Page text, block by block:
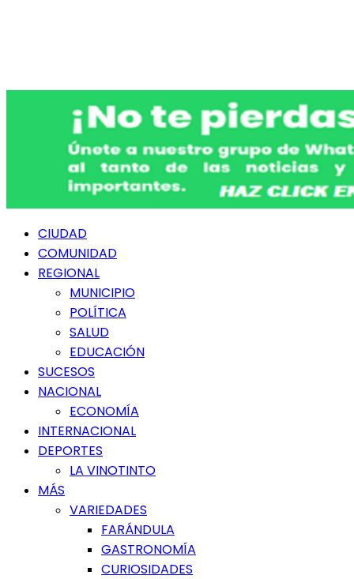
Menú
principal
CIUDAD
COMUNIDAD
REGIONAL
MUNICIPIO
POLÍTICA
SALUD
EDUCACIÓN
SUCESOS
NACIONAL
ECONOMÍA
INTERNACIONAL
DEPORTES
LA VINOTINTO
MÁS
VARIEDADES
FARÁNDULA
GASTRONOMÍA
CURIOSIDADES